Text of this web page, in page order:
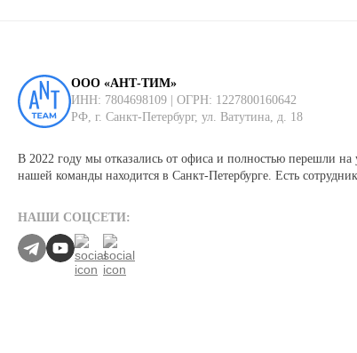
ООО «АНТ-ТИМ»
ИНН: 7804698109 | ОГРН: 1227800160642
РФ, г. Санкт-Петербург, ул. Ватутина, д. 18
В 2022 году мы отказались от офиса и полностью перешли на
нашей команды находится в Санкт-Петербурге. Есть
НАШИ СОЦСЕТИ: